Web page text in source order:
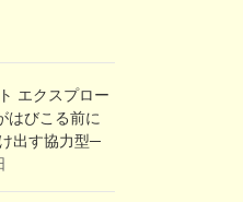
エクスプロー
はびこる前に
出す協力型─